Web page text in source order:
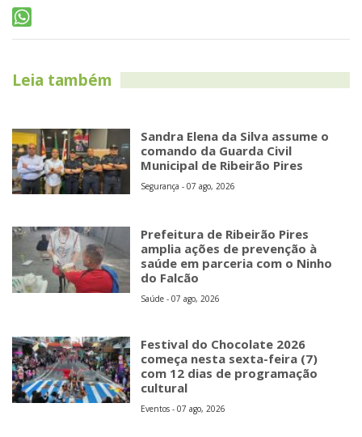
Leia também
Sandra Elena da Silva assume o
comando da Guarda Civil
Municipal de Ribeirão Pires
Segurança - 07 ago, 2026
Prefeitura de Ribeirão Pires
amplia ações de prevenção à
saúde em parceria com o Ninho
do Falcão
Saúde - 07 ago, 2026
Festival do Chocolate 2026
começa nesta sexta-feira (7)
com 12 dias de programação
cultural
Eventos - 07 ago, 2026